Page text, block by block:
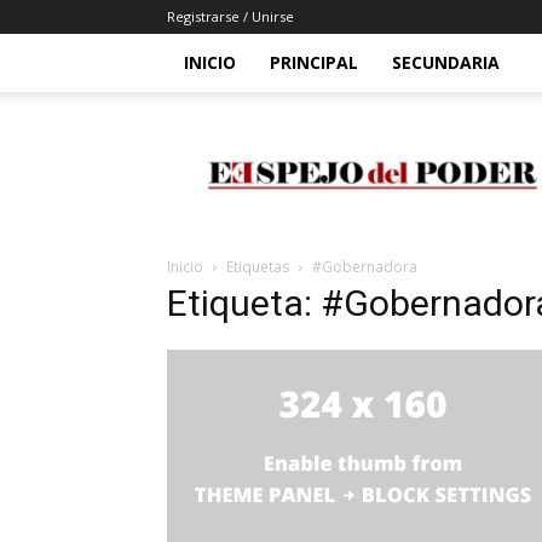
Registrarse / Unirse
INICIO PRINCIPAL SECUNDARIA
Del
Poder
Inicio Etiquetas #Gobernadora
Etiqueta: